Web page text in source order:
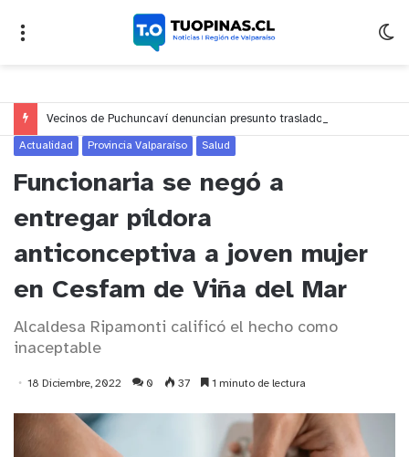
Actualidad Provincia Valparaíso Salud
Funcionaria se negó a
entregar píldora
anticonceptiva a joven mujer
en Cesfam de Viña del Mar
Alcaldesa Ripamonti calificó el hecho como
inaceptable
18 Diciembre, 2022 0 37 1 minuto de lectura